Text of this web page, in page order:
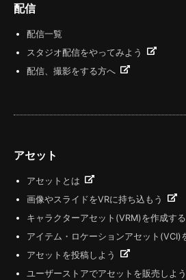
配信
配信一覧
スタジオ配信をやってみよう
配信、撮影をする方へ
アセット
アセットとは
画像やスライドをVRに持ち込もう
キャラクターアセット(VRM)を作成する
アイテム・ロケーションアセット(VCI)
アセットを投稿しよう
ユーザーストアでアセットを販売しよう